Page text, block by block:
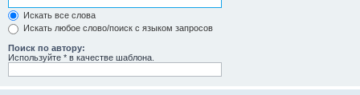
Искать все слова
Искать любое слово/поиск с языком запросов
Поиск по автору:
Используйте * в качестве шаблона.